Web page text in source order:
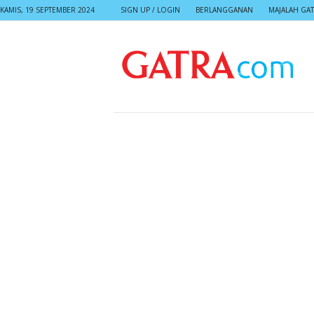
KAMIS, 19 SEPTEMBER 2024 SIGN UP / LOGIN BERLANGGANAN MAJALAH